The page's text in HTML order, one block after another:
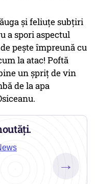
și feliuțe subțiri
a spori aspectul
pește împreună cu
la atac! Poftă
un șpriț de vin
de la apa
→